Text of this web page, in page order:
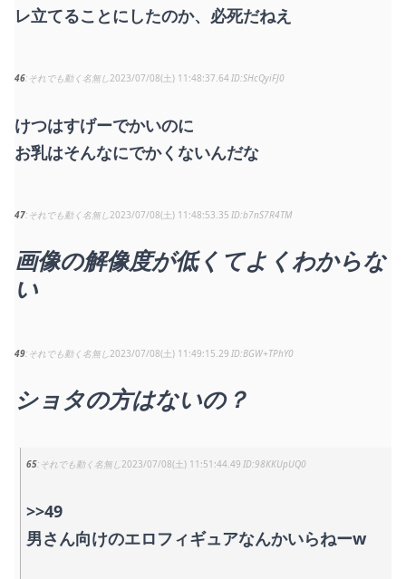
レ立てることにしたのか、必死だねえ
46 それでも動く名無し2023/07/08(土) 11:48:37.64 SHcQyiFJ0
けつはすげーでかいのに
お乳はそんなにでかくないんだな
47 それでも動く名無し2023/07/08(土) 11:48:53.35 b7nS7R4TM
画像の解像度が低くてよくわからな
い
49 それでも動く名無し2023/07/08(土) 11:49:15.29 BGW+TPhY0
ショタの方はないの？
65 それでも動く名無し2023/07/08(土) 11:51:44.49 98KKUpUQ0
>>49
男さん向けのエロフィギュアなんかいらねーw